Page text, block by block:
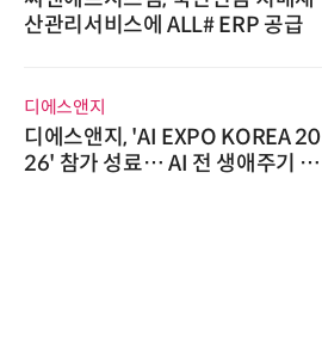
산관리서비스에 ALL# ERP 공급
디에스앤지
디에스앤지, 'AI EXPO KOREA 20
26' 참가 성료… AI 전 생애주기 아